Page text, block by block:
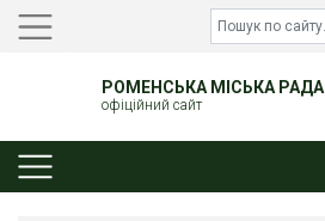
РОМЕНСЬКА МІСЬКА РАДА
офіційний сайт